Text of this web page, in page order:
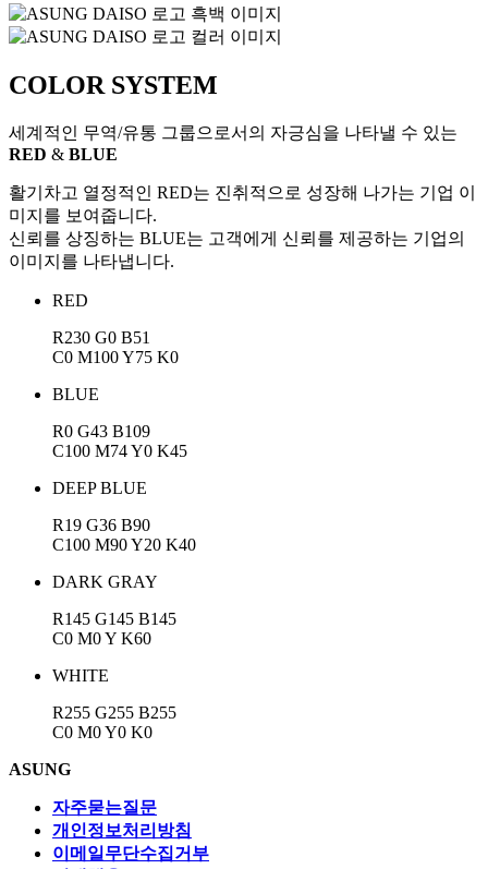
COLOR SYSTEM
세계적인 무역/유통 그룹으로서의 자긍심을 나타낼 수 있는
RED & BLUE
활기차고 열정적인 RED는 진취적으로 성장해 나가는 기업 이
미지를 보여줍니다.
신뢰를 상징하는 BLUE는 고객에게 신뢰를 제공하는 기업의
이미지를 나타냅니다.
RED
R230 G0 B51
C0 M100 Y75 K0
BLUE
R0 G43 B109
C100 M74 Y0 K45
DEEP BLUE
R19 G36 B90
C100 M90 Y20 K40
DARK GRAY
R145 G145 B145
C0 M0 Y K60
WHITE
R255 G255 B255
C0 M0 Y0 K0
ASUNG
자주묻는질문
개인정보처리방침
이메일무단수집거부